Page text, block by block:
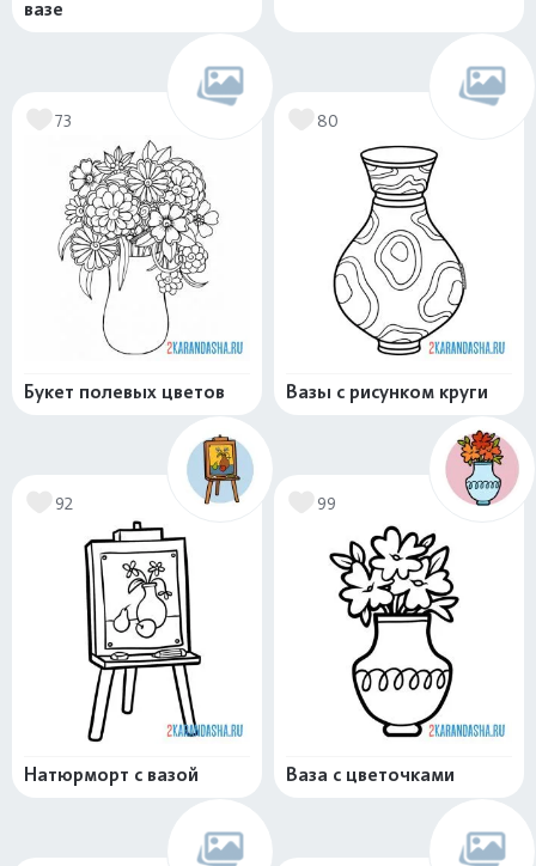
вазе
73
Букет полевых цветов
80
Вазы с рисунком круги
92
Натюрморт с вазой
99
Ваза с цветочками